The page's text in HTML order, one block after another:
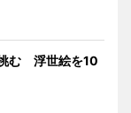
む 浮世絵を10